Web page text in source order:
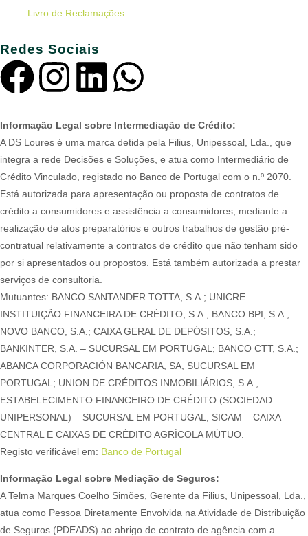
Livro de Reclamações
Redes Sociais
Informação Legal sobre Intermediação de Crédito:
A DS Loures é uma marca detida pela Filius, Unipessoal, Lda., que
integra a rede Decisões e Soluções, e atua como Intermediário de
Crédito Vinculado, registado no Banco de Portugal com o n.º 2070.
Está autorizada para apresentação ou proposta de contratos de
crédito a consumidores e assistência a consumidores, mediante a
realização de atos preparatórios e outros trabalhos de gestão pré-
contratual relativamente a contratos de crédito que não tenham sido
por si apresentados ou propostos. Está também autorizada a prestar
serviços de consultoria.
Mutuantes: BANCO SANTANDER TOTTA, S.A.; UNICRE –
INSTITUIÇÃO FINANCEIRA DE CRÉDITO, S.A.; BANCO BPI, S.A.;
NOVO BANCO, S.A.; CAIXA GERAL DE DEPÓSITOS, S.A.;
BANKINTER, S.A. – SUCURSAL EM PORTUGAL; BANCO CTT, S.A.;
ABANCA CORPORACIÓN BANCARIA, SA, SUCURSAL EM
PORTUGAL; UNION DE CRÉDITOS INMOBILIÁRIOS, S.A.,
ESTABELECIMENTO FINANCEIRO DE CRÉDITO (SOCIEDAD
UNIPERSONAL) – SUCURSAL EM PORTUGAL; SICAM – CAIXA
CENTRAL E CAIXAS DE CRÉDITO AGRÍCOLA MÚTUO.
Registo verificável em: Banco de Portugal
Informação Legal sobre Mediação de Seguros:
A Telma Marques Coelho Simões, Gerente da Filius, Unipessoal, Lda.,
atua como Pessoa Diretamente Envolvida na Atividade de Distribuição
de Seguros (PDEADS) ao abrigo de contrato de agência com a